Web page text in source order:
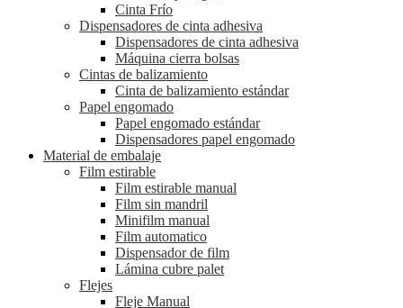
Cinta Frío
Dispensadores de cinta adhesiva
Dispensadores de cinta adhesiva
Máquina cierra bolsas
Cintas de balizamiento
Cinta de balizamiento estándar
Papel engomado
Papel engomado estándar
Dispensadores papel engomado
Material de embalaje
Film estirable
Film estirable manual
Film sin mandril
Minifilm manual
Film automatico
Dispensador de film
Lámina cubre palet
Flejes
Fleje Manual